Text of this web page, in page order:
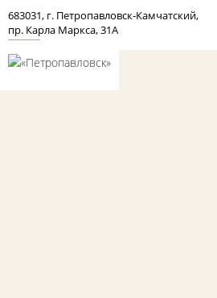
683031, г. Петропавловск‑Камчатский,
пр. Карла Маркса, 31А